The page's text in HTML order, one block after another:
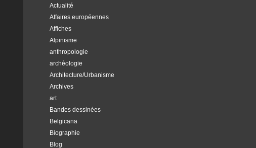
Actualité
Affaires européennes
Affiches
Alpinisme
anthropologie
archéologie
Architecture/Urbanisme
Archives
art
Bandes dessinées
Belgicana
Biographie
Blog